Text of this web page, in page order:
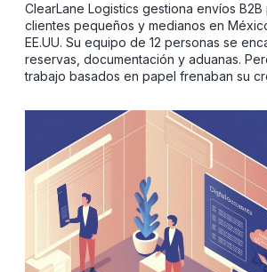
ClearLane Logistics gestiona envíos B2B
clientes pequeños y medianos en
EE.UU. Su equipo de 12 personas se
reservas, documentación y aduanas.
trabajo basados en papel frenaban su